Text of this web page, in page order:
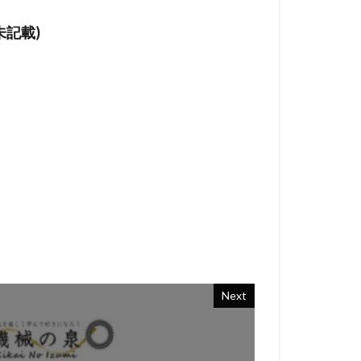
記載)
Next